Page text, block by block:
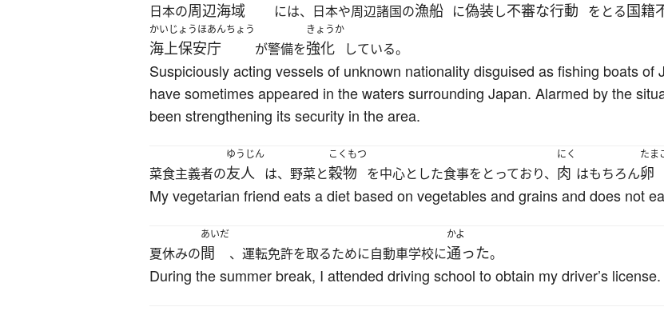
日本の周辺海域 には、日本や周辺諸国の漁船 に偽装し不審な行動 をとる国籍
かいじょうほあんちょう
海上保安庁 が警備を
きょうか
強化 している。
Suspiciously acting vessels of unknown nationality disguised as fishing boats of
have sometimes appeared in the waters surrounding Japan. Alarmed by the
been strengthening its security in the area.
菜食主義者の
ゆうじん
友人 は、野菜と
こくもつ
穀物 を中心とした食事をとっており、
にく
肉 はもちろん
たま
卵
My vegetarian friend eats a diet based on vegetables and grains and does not
夏休みの
あいだ
間 、運転免許を取るために自動車学校に
かよ
通った。
During the summer break, I attended driving school to obtain my driver’s license.